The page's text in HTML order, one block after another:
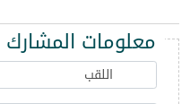
معلومات المشارك